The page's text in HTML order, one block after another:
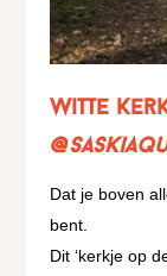
Witte
Dat je boven
bent.
Dit ‘kerkje op